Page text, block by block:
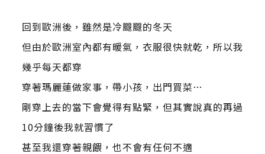
回到歐洲後，雖然是冷颼颼的冬天
但由於歐洲室內都有暖氣，衣服很快就乾，所以我
幾乎每天都穿
穿著瑪麗蓮做家事，帶小孩，出門買菜…
剛穿上去的當下會覺得有點緊，但其實說真的再過
10分鐘後我就習慣了
甚至我還穿著親餵，也不會有任何不適